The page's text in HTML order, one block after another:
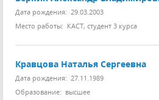
Дата рождения: 29.03.2003
Место работы: КАСТ, студент 3 курса
Кравцова Наталья Сергеевна
Дата рождения: 27.11.1989
Образование: высшее